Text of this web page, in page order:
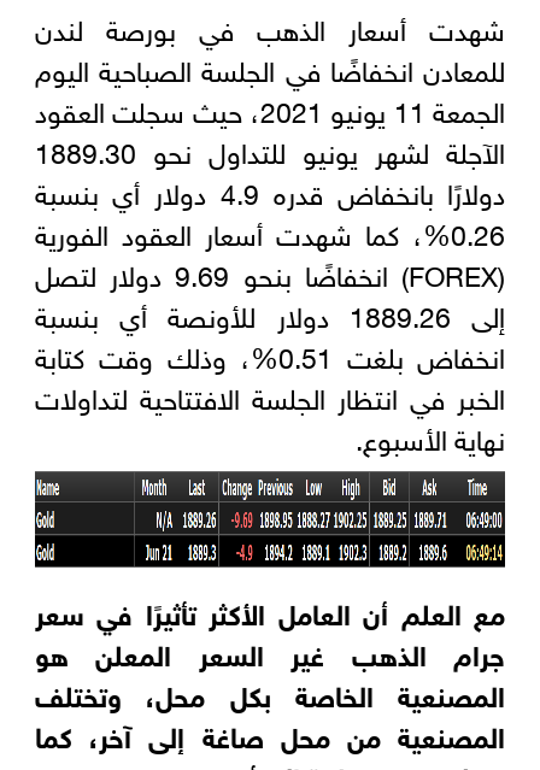
شهدت أسعار الذهب في بورصة لندن
للمعادن انخفاضًا في الجلسة الصباحية اليوم
الجمعة 11 يونيو 2021، حيث سجلت العقود
الآجلة لشهر يونيو للتداول نحو 1889.30
دولارًا بانخفاض قدره 4.9 دولار أي بنسبة
0.26%، كما شهدت أسعار العقود الفورية
(FOREX) انخفاضًا بنحو 9.69 دولار لتصل
إلى 1889.26 دولار للأونصة أي بنسبة
انخفاض بلغت 0.51%، وذلك وقت كتابة
الخبر في انتظار الجلسة الافتتاحية لتداولات
نهاية الأسبوع.
مع العلم أن العامل الأكثر تأثيرًا في سعر
جرام الذهب غير السعر المعلن هو
المصنعية الخاصة بكل محل، وتختلف
المصنعية من محل صاغة إلى آخر، كما